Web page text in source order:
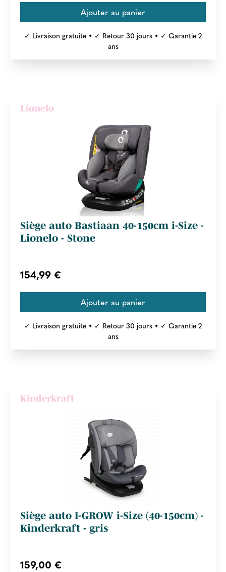
✓ Livraison gratuite • ✓ Retour 30 jours • ✓ Garantie 2
ans
Lionelo
Siège auto Bastiaan 40-150cm i-Size -
Lionelo - Stone
154,99 €
✓ Livraison gratuite • ✓ Retour 30 jours • ✓ Garantie 2
ans
Kinderkraft
Siège auto I-GROW i-Size (40-150cm) -
Kinderkraft - gris
159,00 €